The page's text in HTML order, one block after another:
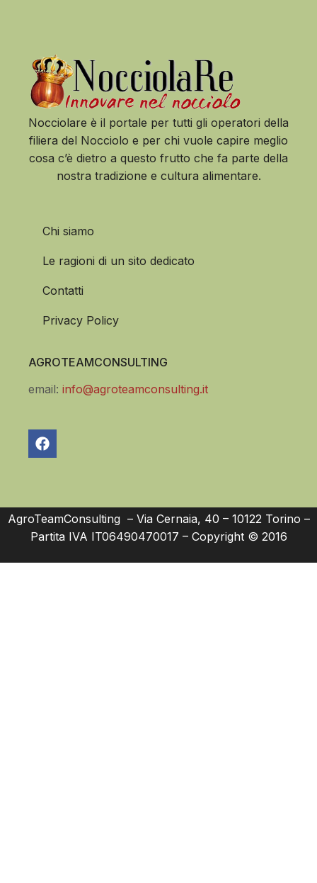
Nocciolare è il portale per tutti gli operatori della
filiera del Nocciolo e per chi vuole capire meglio
cosa c’è dietro a questo frutto che fa parte della
nostra tradizione e cultura alimentare.
Chi siamo
Le ragioni di un sito dedicato
Contatti
Privacy Policy
AGROTEAMCONSULTING
email: info@agroteamconsulting.it
AgroTeamConsulting – Via Cernaia, 40 – 10122 Torino –
Partita IVA IT06490470017 – Copyright © 2016